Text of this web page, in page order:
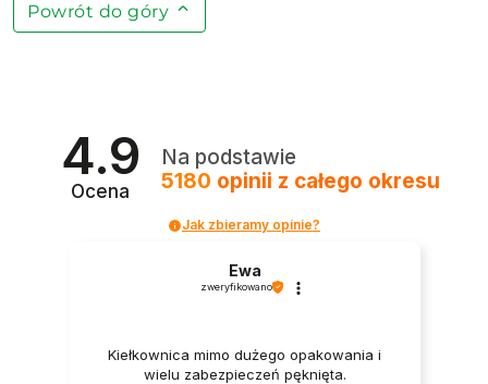
Powrót do góry
4.9
Ocena
Na podstawie
5180 opinii z całego okresu
Jak zbieramy opinie?
Ewa
zweryfikowano
Kiełkownica mimo dużego opakowania i
wielu zabezpieczeń pęknięta.